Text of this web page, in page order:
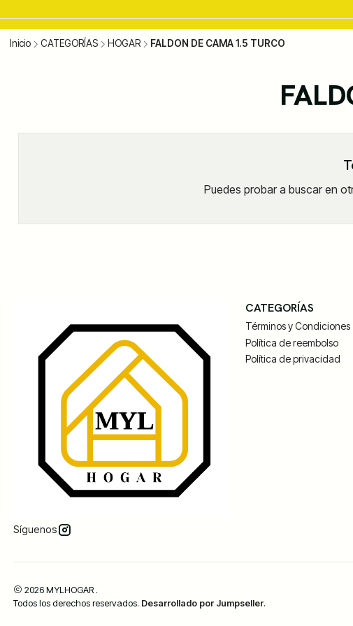
Inicio CATEGORÍAS HOGAR FALDON DE CAMA 1.5 TURCO
Puedes probar a buscar en
Síguenos
CATEGORÍAS
Términos y Condiciones
Política de reembolso
Política de privacidad
2026 MYLHOGAR .
Todos los derechos reservados. Desarrollado por Jumpseller.